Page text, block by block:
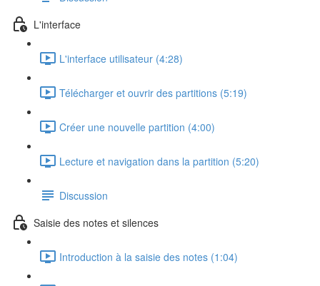
L'interface
L'interface utilisateur (4:28)
Télécharger et ouvrir des partitions (5:19)
Créer une nouvelle partition (4:00)
Lecture et navigation dans la partition (5:20)
Discussion
Saisie des notes et silences
Introduction à la saisie des notes (1:04)